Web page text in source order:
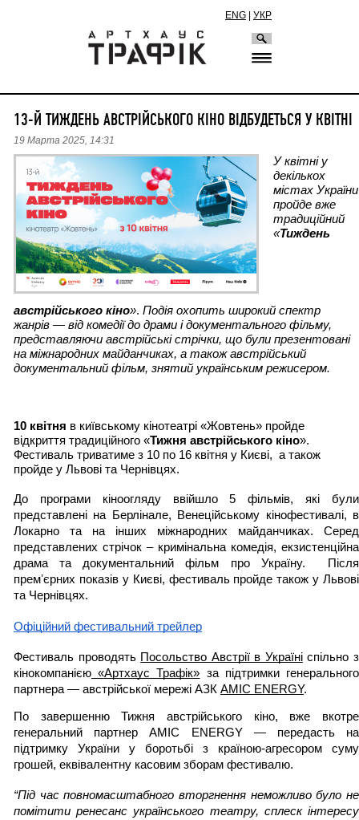
ENG УКР
13-Й ТИЖДЕНЬ АВСТРІЙСЬКОГО КІНО ВІДБУДЕТЬСЯ У КВІТНІ
19 Марта 2025, 14:31
У квітні у
декількох
містах України
пройде вже
традиційний
«Тиждень
австрійського кіно». Подія охопить широкий спектр
жанрів — від комедії до драми і документального фільму,
представляючи австрійські стрічки, що були презентовані
на міжнародних майданчиках, а також австрійський
документальний фільм, знятий українським режисером.
10 квітня в київському кінотеатрі «Жовтень» пройде
відкриття традиційного «Тижня австрійського кіно».
Фестиваль триватиме з 10 по 16 квітня у Києві,  а також
пройде у Львові та Чернівцях.
До програми кіноогляду ввійшло 5 фільмів, які були
представлені на Берлінале, Венеційському кінофестивалі, в
Локарно та на інших міжнародних майданчиках. Серед
представлених стрічок – кримінальна комедія, екзистенційна
драма та документальний фільм про Україну.  Після
премʼєрних показів у Києві, фестиваль пройде також у Львові
та Чернівцях.
Офіційний фестивальний трейлер
Фестиваль проводять Посольство Австрії в Україні спільно з
кінокомпанією «Артхаус Трафік» за підтримки генерального
партнера — австрійської мережі АЗК AMIC ENERGY.
По завершенню Тижня австрійського кіно, вже вкотре
генеральний партнер AMIC ENERGY — передасть на
підтримку України у боротьбі з країною-агресором суму
грошей, еквівалентну касовим зборам фестивалю.
“Під час повномасштабного вторгнення неможливо було не
помітити ренесанс українського театру, сплеск інтересу